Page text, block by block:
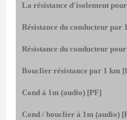
La résistance d'isolement
Résistance du conducteur par
Résistance du conducteur
Bouclier résistance par 1 km
Cond à 1m (audio) [PF]
Cond / bouclier à 1m (audio)